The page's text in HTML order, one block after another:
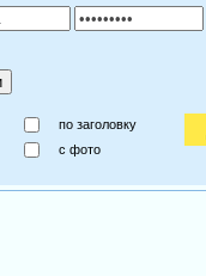
по заголовку
c фото